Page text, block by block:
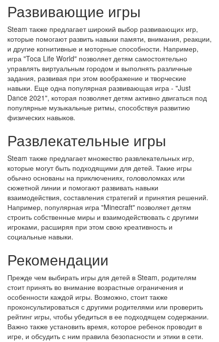
Развивающие игры
Steam также предлагает широкий выбор развивающих игр,
которые помогают развить навыки памяти, внимания, реакции,
и другие когнитивные и моторные способности. Например,
игра "Toca Life World" позволяет детям самостоятельно
управлять виртуальным городом и выполнять различные
задания, развивая при этом воображение и творческие
навыки. Еще одна популярная развивающая игра - "Just
Dance 2021", которая позволяет детям активно двигаться под
популярные музыкальные ритмы, способствуя развитию
физических навыков.
Развлекательные игры
Steam также предлагает множество развлекательных игр,
которые могут быть подходящими для детей. Такие игры
обычно основаны на приключениях, головоломках или
сюжетной линии и помогают развивать навыки
взаимодействия, составления стратегий и принятия решений.
Например, популярная игра "Minecraft" позволяет детям
строить собственные миры и взаимодействовать с другими
игроками, расширяя при этом свою креативность и
социальные навыки.
Рекомендации
Прежде чем выбирать игры для детей в Steam, родителям
стоит принять во внимание возрастные ограничения и
особенности каждой игры. Возможно, стоит также
проконсультироваться с другими родителями или проверить
рейтинг игры, чтобы убедиться в ее подходящем содержании.
Важно также установить время, которое ребенок проводит в
игре, и обсудить с ним правила безопасности и этики в сети.